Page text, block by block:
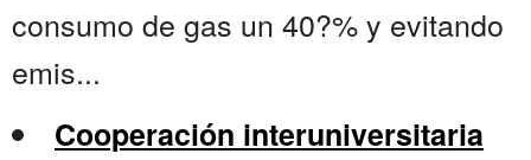
consumo de gas un 40?% y evitando
emis...
Cooperación interuniversitaria